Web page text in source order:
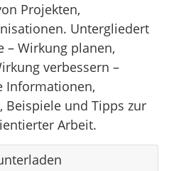
Projekten,
Untergliedert
– Wirkung planen,
verbessern –
Informationen,
und Tipps zur
Arbeit.